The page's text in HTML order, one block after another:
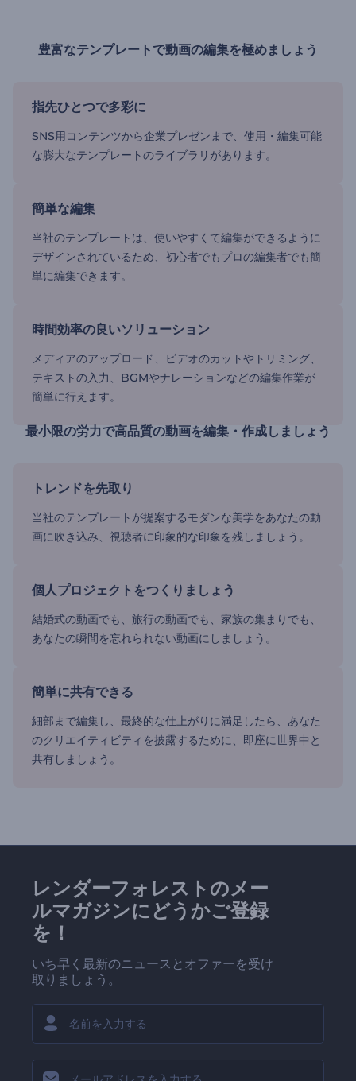
豊富なテンプレートで動画の編集を極めましょう
指先ひとつで多彩に
SNS用コンテンツから企業プレゼンまで、使用・編集可能
な膨大なテンプレートのライブラリがあります。
簡単な編集
当社のテンプレートは、使いやすくて編集ができるように
デザインされているため、初心者でもプロの編集者でも簡
単に編集できます。
時間効率の良いソリューション
メディアのアップロード、ビデオのカットやトリミング、
テキストの入力、BGMやナレーションなどの編集作業が
簡単に行えます。
最小限の労力で高品質の動画を編集・作成しましょう
トレンドを先取り
当社のテンプレートが提案するモダンな美学をあなたの動
画に吹き込み、視聴者に印象的な印象を残しましょう。
個人プロジェクトをつくりましょう
結婚式の動画でも、旅行の動画でも、家族の集まりでも、
あなたの瞬間を忘れられない動画にしましょう。
簡単に共有できる
細部まで編集し、最終的な仕上がりに満足したら、あなた
のクリエイティビティを披露するために、即座に世界中と
共有しましょう。
レンダーフォレストのメー
ルマガジンにどうかご登録
を！
いち早く最新のニュースとオファーを受け
取りましょう。